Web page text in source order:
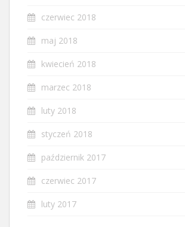
czerwiec 2018
maj 2018
kwiecień 2018
marzec 2018
luty 2018
styczeń 2018
październik 2017
czerwiec 2017
luty 2017